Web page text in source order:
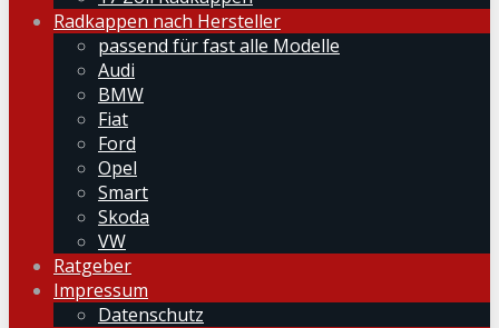
Radkappen nach Hersteller
passend für fast alle Modelle
Audi
BMW
Fiat
Ford
Opel
Smart
Skoda
VW
Ratgeber
Impressum
Datenschutz